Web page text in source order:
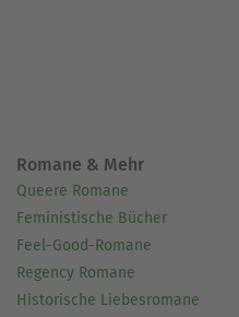
Romane & Mehr
Queere Romane
Feministische Bücher
Feel-Good-Romane
Regency Romane
Historische Liebesromane